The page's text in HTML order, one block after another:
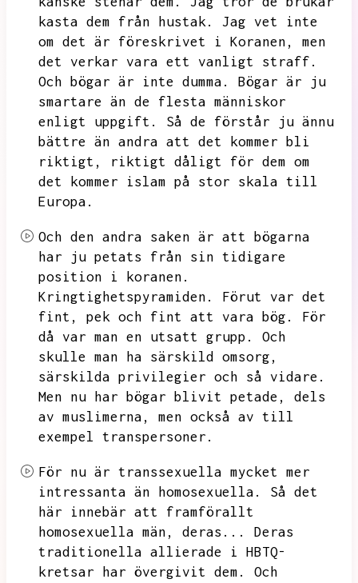
kasta dem från hustak.
Jag vet inte
om det är föreskrivet i Koranen,
men
det verkar vara ett vanligt straff.
Och bögar är inte dumma.
Bögar är ju
smartare än de flesta människor
enligt uppgift.
Så de förstår ju ännu
bättre än andra att det kommer bli
riktigt,
riktigt dåligt för dem om
det kommer islam på stor skala till
Europa.
Och den andra saken är att bögarna
har ju petats från sin tidigare
position i koranen.
Kringtighetspyramiden.
Förut var det
fint,
pek och fint att vara bög.
För
då var man en utsatt grupp.
Och
skulle man ha särskild omsorg,
särskilda privilegier och så vidare.
Men nu har bögar blivit petade,
dels
av muslimerna,
men också av till
exempel transpersoner.
För nu är transsexuella mycket mer
intressanta än homosexuella.
Så det
här innebär att framförallt
homosexuella män,
deras...
Deras
traditionella allierade i HBTQ-
kretsar har övergivit dem.
Och